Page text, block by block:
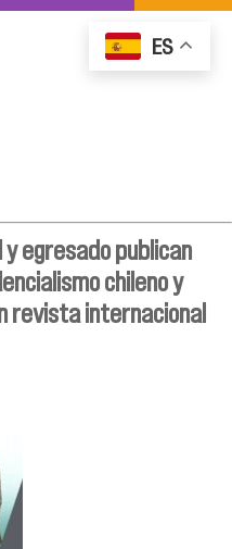
y egresado publican
chileno y
revista internacional
ES